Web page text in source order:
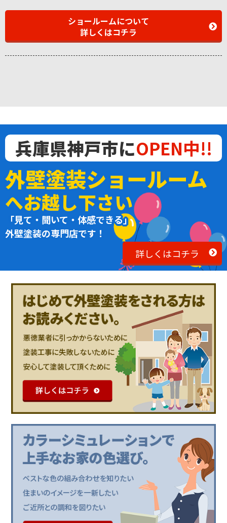
ショールームについて
詳しくはコチラ
兵庫県神戸市にOPEN中!!
外壁塗装ショールーム
へお越し下さい
「見て・聞いて・体感できる」
外壁塗装の専門店です！
詳しくはコチラ